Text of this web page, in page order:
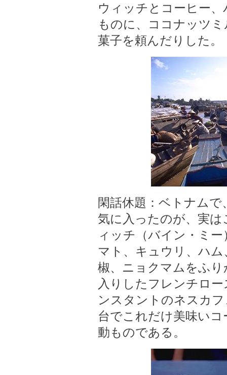
ウィッチとコーヒー
ものに、ココナッツ
菓子を頼んだりした。
閑話休題：ベトナム
気に入ったのが、実
ィッチ（バイン・ミ
マト、キュウリ、ハ
椒、ニョクマムをふ
入りしたフレンチロ
ンスタントのネスカ
台でこれだけ美味い
動ものである。